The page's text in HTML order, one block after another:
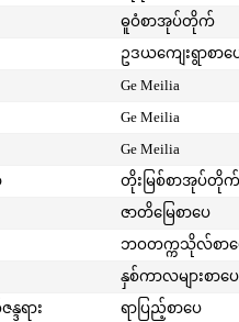
ဓူဝံစာအုပ်တိုက်
ဥဒယကျေးရွာစာပ
Ge Meilia
Ge Meilia
Ge Meilia
တိုးမြစ်စာအုပ်တိုက်
ဇာတိမြေစာပေ
ဘဝတက္ကသိုလ်စာပ
နှစ်ကာလများစာပေ
ရား ရာပြည့်စာပေ